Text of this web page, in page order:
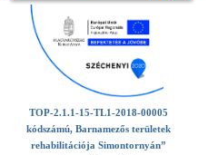
TOP-2.1.1-15-TL1-2018-00005
kódszámú, Barnamezős területek
rehabilitációja Simontornyán”